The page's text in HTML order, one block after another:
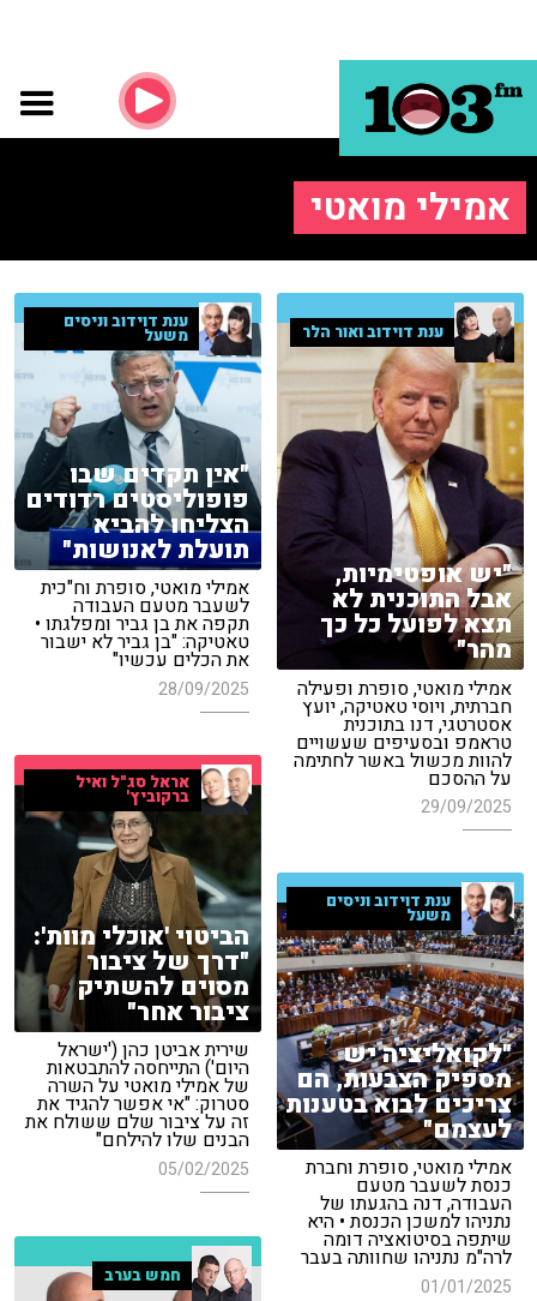
אמילי מואטי
ענת דוידוב ואור הלר
"יש אופטימיות,
אבל התוכנית לא
תצא לפועל כל כך
מהר"
אמילי מואטי, סופרת ופעילה
חברתית, ויוסי טאטיקה, יועץ
אסטרטגי, דנו בתוכנית
טראמפ ובסעיפים שעשויים
להוות מכשול באשר לחתימה
על ההסכם
29/09/2025
ענת דוידוב וניסים
משעל
"אין תקדים שבו
פופוליסטים רדודים
הצליחו להביא
תועלת לאנושות"
אמילי מואטי, סופרת וח"כית
לשעבר מטעם העבודה
תקפה את בן גביר ומפלגתו •
טאטיקה: "בן גביר לא ישבור
את הכלים עכשיו"
28/09/2025
אראל סג"ל ואיל
ברקוביץ'
הביטוי 'אוכלי מוות':
"דרך של ציבור
מסוים להשתיק
ציבור אחר"
שירית אביטן כהן ('ישראל
היום') התייחסה להתבטאות
של אמילי מואטי על השרה
סטרוק: "אי אפשר להגיד את
זה על ציבור שלם ששולח את
הבנים שלו להילחם"
05/02/2025
ענת דוידוב וניסים
משעל
"לקואליציה יש
מספיק הצבעות, הם
צריכים לבוא בטענות
לעצמם"
אמילי מואטי, סופרת וחברת
כנסת לשעבר מטעם
העבודה, דנה בהגעתו של
נתניהו למשכן הכנסת • היא
שיתפה בסיטואציה דומה
לרה"מ נתניהו שחוותה בעבר
01/01/2025 חמש בערב